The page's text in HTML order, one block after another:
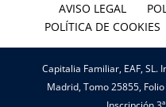
AVISO LEGAL
POLÍTICA DE COOKIES
Capitalia Familiar, EAF,
Madrid, Tomo 25855,